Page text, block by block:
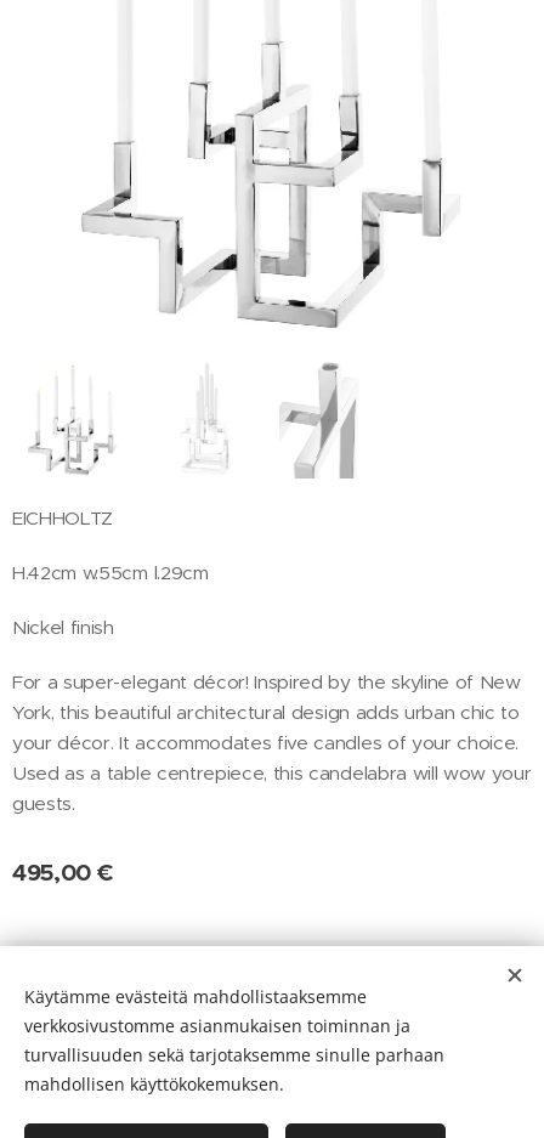
EICHHOLTZ
H.42cm w.55cm l.29cm
Nickel finish
For a super-elegant décor! Inspired by the skyline of New
York, this beautiful architectural design adds urban chic to
your décor. It accommodates five candles of your choice.
Used as a table centrepiece, this candelabra will wow your
guests.
495,00 €
Kielet
Suomi
English
Käytämme evästeitä mahdollistaaksemme
verkkosivustomme asianmukaisen toiminnan ja
turvallisuuden sekä tarjotaksemme sinulle parhaan
mahdollisen käyttökokemuksen.